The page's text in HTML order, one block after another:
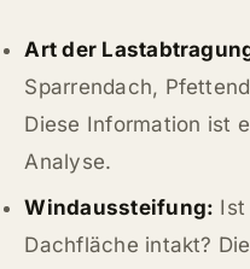
Art der
Sparrendach,
Diese Information ist
Analyse.
Windaussteifung: Ist
Dachfläche intakt?